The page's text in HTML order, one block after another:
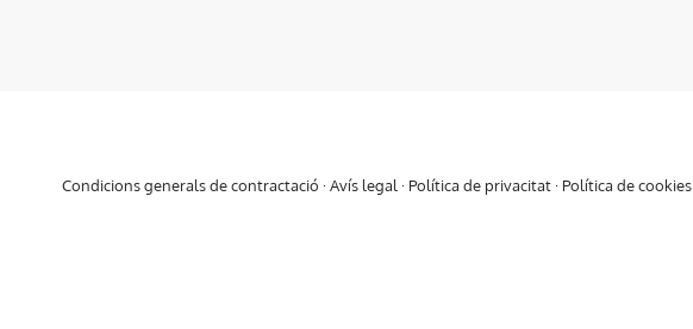
Condicions generals de contractació · Avís legal · Política de privacitat · Política de cookies